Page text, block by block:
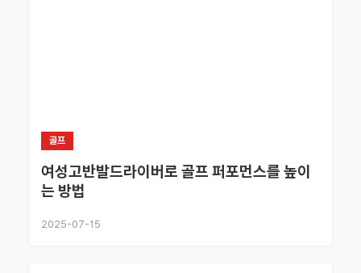
골프
여성고반발드라이버로 골프 퍼포먼스를 높이
는 방법
2025-07-15